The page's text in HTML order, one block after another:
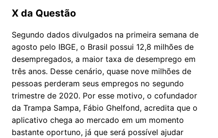
X da Questão
Segundo dados divulgados na primeira semana de
agosto pelo IBGE, o Brasil possui 12,8 milhões de
desempregados, a maior taxa de desemprego em
três anos. Desse cenário, quase nove milhões de
pessoas perderam seus empregos no segundo
trimestre de 2020. Por esse motivo, o cofundador
da Trampa Sampa, Fábio Ghelfond, acredita que o
aplicativo chega ao mercado em um momento
bastante oportuno, já que será possível ajudar